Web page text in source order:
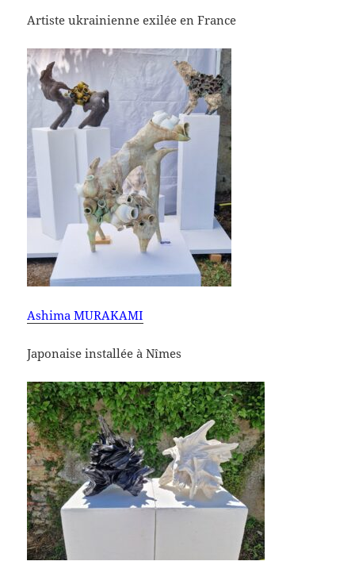
Artiste ukrainienne exilée en France
Ashima MURAKAMI
Japonaise installée à Nîmes